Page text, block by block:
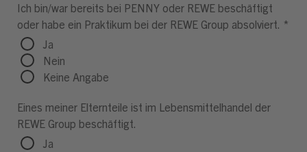
Ich bin/war bereits bei PENNY oder REWE beschäftigt
oder habe ein Praktikum bei der REWE Group absolviert. *
Ja
Nein
Keine Angabe
Eines meiner Elternteile ist im Lebensmittelhandel der
REWE Group beschäftigt.
Ja